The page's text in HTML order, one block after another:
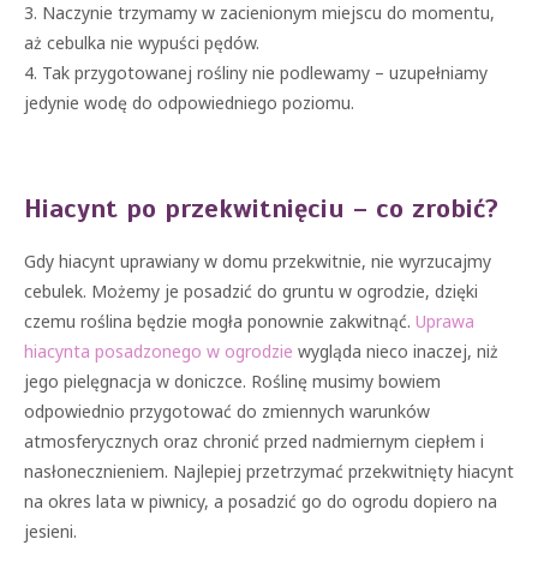
3. Naczynie trzymamy w zacienionym miejscu do momentu,
aż cebulka nie wypuści pędów.
4. Tak przygotowanej rośliny nie podlewamy – uzupełniamy
jedynie wodę do odpowiedniego poziomu.
Hiacynt po przekwitnięciu – co zrobić?
Gdy hiacynt uprawiany w domu przekwitnie, nie wyrzucajmy
cebulek. Możemy je posadzić do gruntu w ogrodzie, dzięki
czemu roślina będzie mogła ponownie zakwitnąć. Uprawa
hiacynta posadzonego w ogrodzie wygląda nieco inaczej, niż
jego pielęgnacja w doniczce. Roślinę musimy bowiem
odpowiednio przygotować do zmiennych warunków
atmosferycznych oraz chronić przed nadmiernym ciepłem i
nasłonecznieniem. Najlepiej przetrzymać przekwitnięty hiacynt
na okres lata w piwnicy, a posadzić go do ogrodu dopiero na
jesieni.